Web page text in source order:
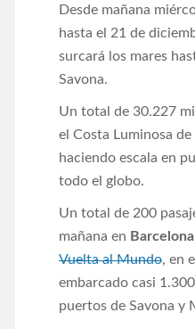
Desde mañana
hasta el 21 de
surcará los mares
Savona.
Un total de 30.227
el Costa Luminosa
haciendo escala en
todo el globo.
Un total de 200
mañana en Barcelona
Vuelta al Mundo, en
embarcado casi
puertos de Savona y